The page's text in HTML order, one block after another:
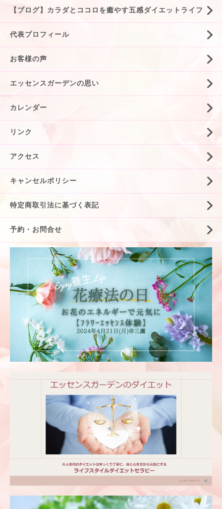
【ブログ】カラダとココロを癒やす五感ダイエットライフ
代表プロフィール
お客様の声
エッセンスガーデンの思い
カレンダー
リンク
アクセス
キャンセルポリシー
特定商取引法に基づく表記
予約・お問合せ